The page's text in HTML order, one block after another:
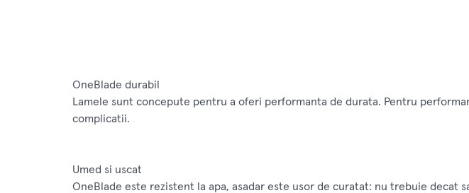
OneBlade durabil
Lamele sunt concepute pentru a oferi performanta de durata. Pentru
complicatii.
Umed si uscat
OneBlade este rezistent la apa, asadar este usor de curatat: nu trebuie decat